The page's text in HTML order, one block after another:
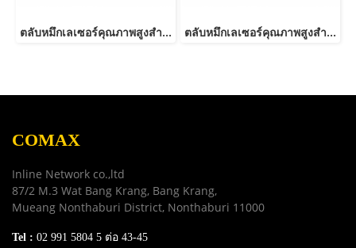
ตลับหมึกเลเซอร์คุณภาพสูงสำหรับ SAMSUNG รุ่น MLT-D116L NEW ตลับหมึกเลเซอร์คุณภาพสูงสำหรับ SAMSUNG รุ่น MLT-D103L
COMAX
Inline Network co.,ltd
87/2 M.3 Wat Bang Krang, Bang Krang,
Mueang Nonthaburi District, Nonthaburi 11000
Tel : 02 991 5804 5 ต่อ 43-45